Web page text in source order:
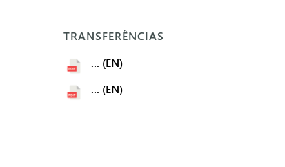
TRANSFERÊNCIAS
... (EN)
... (EN)